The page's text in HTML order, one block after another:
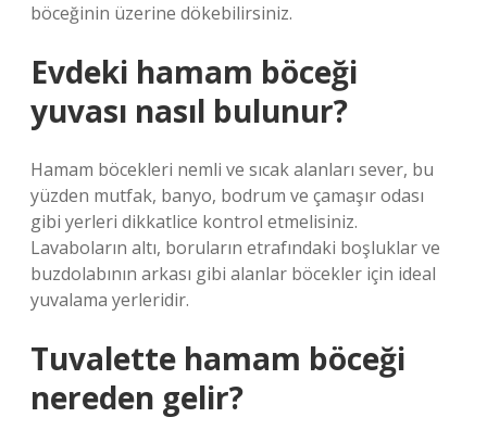
böceğinin üzerine dökebilirsiniz.
Evdeki hamam böceği
yuvası nasıl bulunur?
Hamam böcekleri nemli ve sıcak alanları sever, bu
yüzden mutfak, banyo, bodrum ve çamaşır odası
gibi yerleri dikkatlice kontrol etmelisiniz.
Lavaboların altı, boruların etrafındaki boşluklar ve
buzdolabının arkası gibi alanlar böcekler için ideal
yuvalama yerleridir.
Tuvalette hamam böceği
nereden gelir?